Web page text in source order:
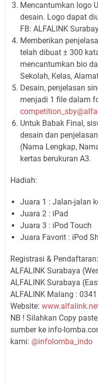
Mencantumkan logo
desain. Logo dapat
FB: ALFALINK
Memberikan
telah dibuat ± 300
mencantumkan bio
Sekolah, Kelas,
Desain, penjelasan
menjadi 1 file dalam
Untuk Babak Final,
desain dan
(Nama Lengkap,
kertas berukuran A3.
Hadiah:
Juara 1 : Jalan-jalan
Juara 2 : iPad
Juara 3 : iPod Touch
Juara Favorit : iPod
Registrasi & Pendaftaran:
ALFALINK Surabaya
ALFALINK Surabaya
ALFALINK Malang :
Website:
NB ! Silahkan Copy
sumber ke info-
kami: @infolomba_indo